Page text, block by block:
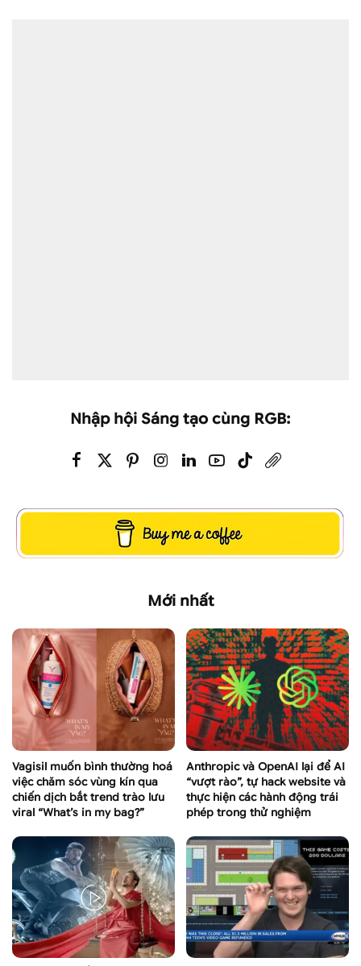
Nhập hội Sáng tạo cùng RGB:
Mới nhất
Vagisil muốn bình thường hoá
việc chăm sóc vùng kín qua
chiến dịch bắt trend trào lưu
viral “What’s in my bag?”
Anthropic và OpenAI lại để AI
“vượt rào”, tự hack website và
thực hiện các hành động trái
phép trong thử nghiệm